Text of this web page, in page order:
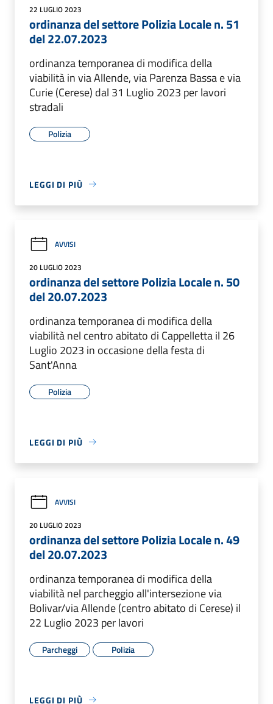
22 LUGLIO 2023
ordinanza del settore Polizia Locale n. 51
del 22.07.2023
ordinanza temporanea di modifica della
viabilità in via Allende, via Parenza Bassa e via
Curie (Cerese) dal 31 Luglio 2023 per lavori
stradali
Polizia
LEGGI DI PIÙ
AVVISI
20 LUGLIO 2023
ordinanza del settore Polizia Locale n. 50
del 20.07.2023
ordinanza temporanea di modifica della
viabilità nel centro abitato di Cappelletta il 26
Luglio 2023 in occasione della festa di
Sant'Anna
Polizia
LEGGI DI PIÙ
AVVISI
20 LUGLIO 2023
ordinanza del settore Polizia Locale n. 49
del 20.07.2023
ordinanza temporanea di modifica della
viabilità nel parcheggio all'intersezione via
Bolivar/via Allende (centro abitato di Cerese) il
22 Luglio 2023 per lavori
Parcheggi Polizia
LEGGI DI PIÙ